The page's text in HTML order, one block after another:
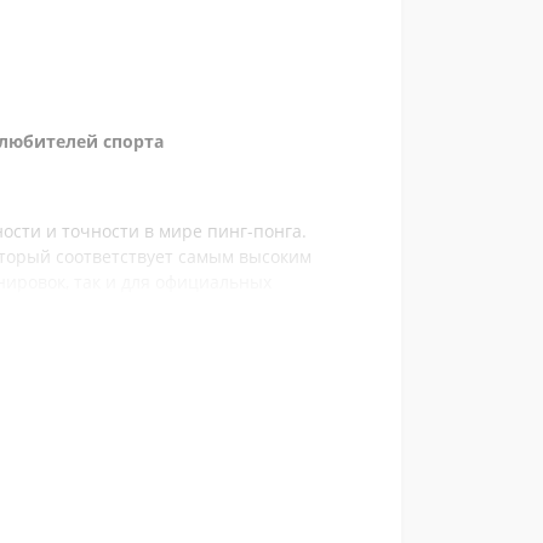
спорта
и точности в мире пинг-понга.
соответствует самым высоким